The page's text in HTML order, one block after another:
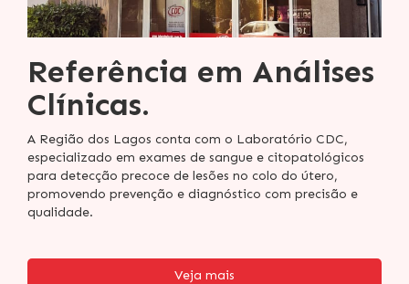
Referência em Análises
Clínicas.
A Região dos Lagos conta com o Laboratório CDC,
especializado em exames de sangue e citopatológicos
para detecção precoce de lesões no colo do útero,
promovendo prevenção e diagnóstico com precisão e
qualidade.
Veja mais